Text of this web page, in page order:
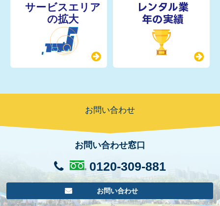
レンタル業
年の実績
お問い合わせ
お問い合わせ窓口
0120-309-881
お問い合わせ